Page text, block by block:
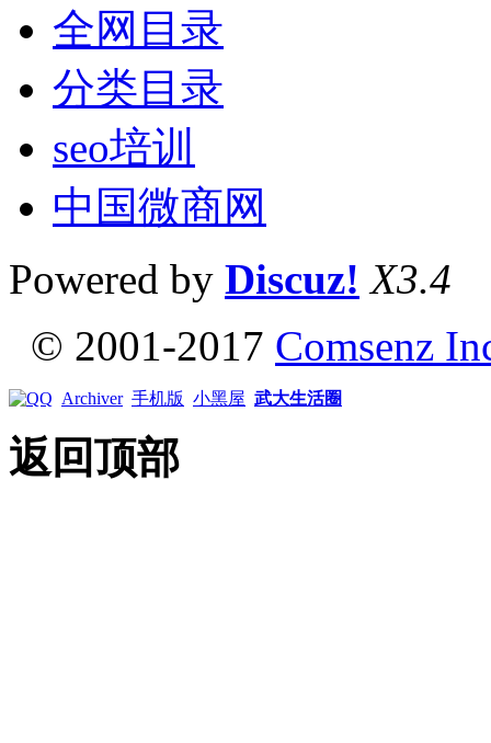
全网目录
分类目录
seo培训
中国微商网
Powered by Discuz! X3.4
© 2001-2017 Comsenz
Archiver 手机版 小黑屋 武大生活圈
返回顶部